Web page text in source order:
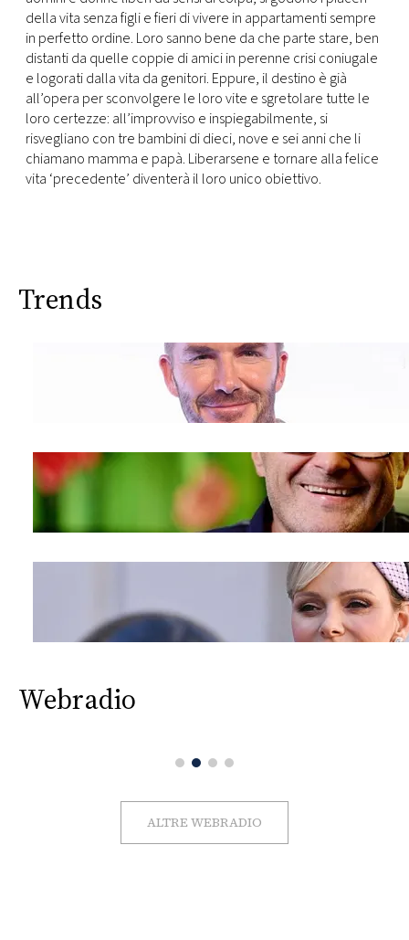
della vita senza figli e fieri di vivere in appartamenti sempre
in perfetto ordine. Loro sanno bene da che parte stare, ben
distanti da quelle coppie di amici in perenne crisi coniugale
e logorati dalla vita da genitori. Eppure, il destino è già
all’opera per sconvolgere le loro vite e sgretolare tutte le
loro certezze: all’improvviso e inspiegabilmente, si
risvegliano con tre bambini di dieci, nove e sei anni che li
chiamano mamma e papà. Liberarsene e tornare alla felice
vita ‘precedente’ diventerà il loro unico obiettivo.
Trends
Webradio
ALTRE WEBRADIO